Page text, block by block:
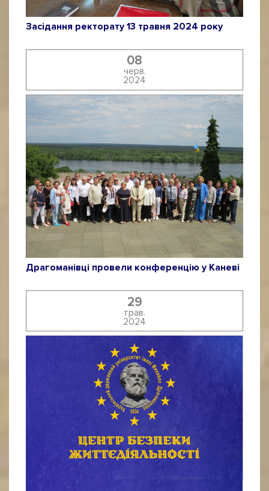
Засідання ректорату 13 травня 2024 року
08
черв.
2024
Драгоманівці провели конференцію у Каневі
29
трав.
2024